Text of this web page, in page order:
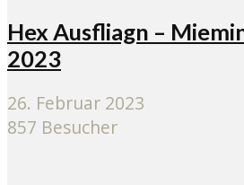
Hex Ausfliagn –
2023
26. Februar 2023
857 Besucher